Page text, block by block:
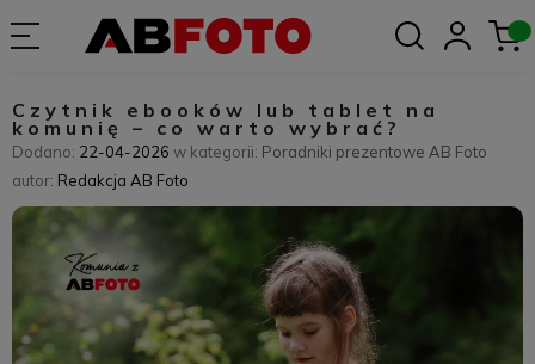
Czytnik ebooków lub tablet na
komunię – co warto wybrać?
Dodano: 22-04-2026 w kategorii: Poradniki prezentowe AB Foto
autor: Redakcja AB Foto